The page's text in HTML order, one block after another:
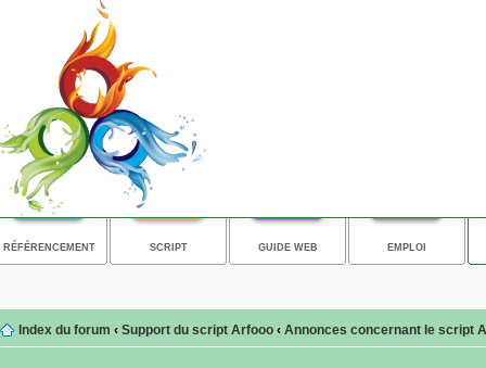
RÉFÉRENCEMENT SCRIPT GUIDE WEB EMPLOI
Index du forum ‹ Support du script Arfooo ‹ Annonces concernant le script